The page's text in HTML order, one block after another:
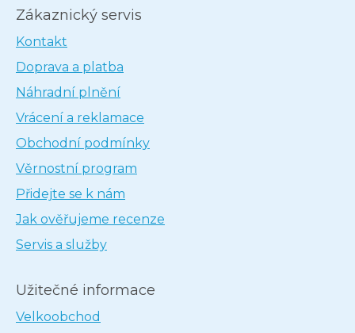
Zákaznický servis
Kontakt
Doprava a platba
Náhradní plnění
Vrácení a reklamace
Obchodní podmínky
Věrnostní program
Přidejte se k nám
Jak ověřujeme recenze
Servis a služby
Užitečné informace
Velkoobchod